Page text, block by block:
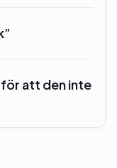
att den inte